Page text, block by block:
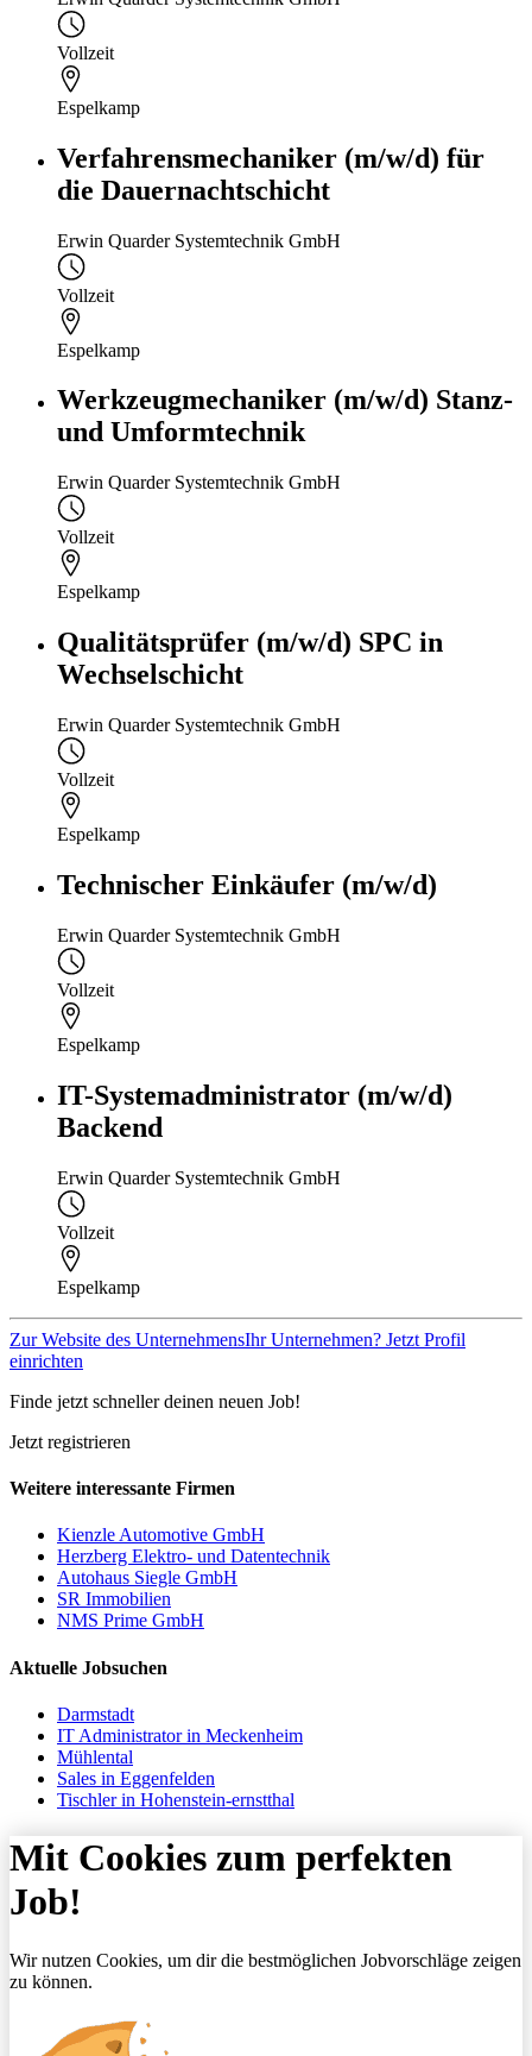
Vollzeit
Espelkamp
Verfahrensmechaniker (m/w/d) für
die Dauernachtschicht
Erwin Quarder Systemtechnik GmbH
Vollzeit
Espelkamp
Werkzeugmechaniker (m/w/d) Stanz-
und Umformtechnik
Erwin Quarder Systemtechnik GmbH
Vollzeit
Espelkamp
Qualitätsprüfer (m/w/d) SPC in
Wechselschicht
Erwin Quarder Systemtechnik GmbH
Vollzeit
Espelkamp
Technischer Einkäufer (m/w/d)
Erwin Quarder Systemtechnik GmbH
Vollzeit
Espelkamp
IT-Systemadministrator (m/w/d)
Backend
Erwin Quarder Systemtechnik GmbH
Vollzeit
Espelkamp
Zur Website des UnternehmensIhr Unternehmen? Jetzt Profil
einrichten
Finde jetzt schneller deinen neuen Job!
Jetzt registrieren
Weitere interessante Firmen
Kienzle Automotive GmbH
Herzberg Elektro- und Datentechnik
Autohaus Siegle GmbH
SR Immobilien
NMS Prime GmbH
Aktuelle Jobsuchen
Darmstadt
IT Administrator in Meckenheim
Mühlental
Sales in Eggenfelden
Tischler in Hohenstein-ernstthal
Mit Cookies zum perfekten
Job!
Wir nutzen Cookies, um dir die bestmöglichen Jobvorschläge zeigen
zu können.